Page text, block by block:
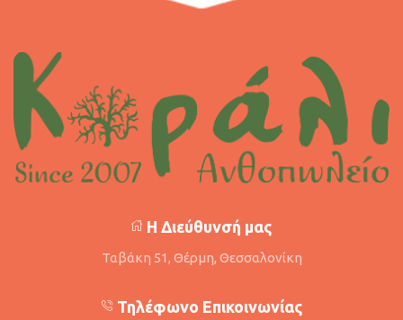
Η Διεύθυνσή μας
Ταβάκη 51, Θέρμη, Θεσσαλονίκη
Τηλέφωνο Επικοινωνίας